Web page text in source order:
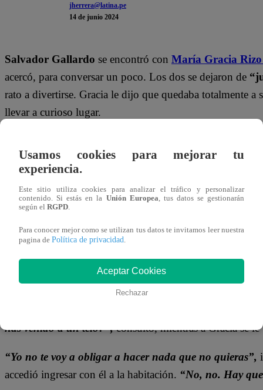
jherrera@latina.pe
14 de junio 2024
Salvador Gallardo se encontró con María Gracia
acercó, para conversar un poco. Los dos se dejaron de
rato a divertirse. Gracia le dijo que quedaba totalmente a
llevar a curioso lugar.
por el amor de Belén
“Ahhh, ¿aquí querías venir?”,
has venido a un telo?”,consultó, mientras a Gracia se
“Yo no te voy a obligar a hacer nada que no quieras”,
accedió ingresar con él a la habitación. “No, no. Hay
Usamos cookies para mejorar tu
experiencia.
Este sitio utiliza cookies para analizar el tráfico y personalizar
contenido. Si estás en la Unión Europea, tus datos se gestionarán
según el RGPD.
Para conocer mejor como se utilizan tus datos te invitamos leer nuestra
pagina de Política de privacidad.
Aceptar Cookies
Rechazar